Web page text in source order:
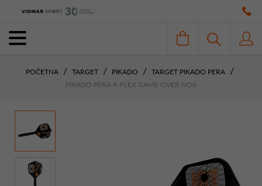
POČETNA TARGET PIKADO
TARGET PIKADO PERA
PIKADO PERA K-FLEX GAME OVER NO6